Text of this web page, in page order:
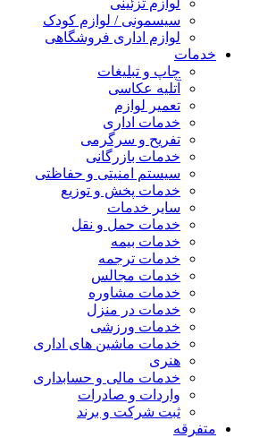
لوازم تزئینی
سیسمونی / لوازم کودک
لوازم اداری فروشگاهی
خدمات
چاپ و تبلیغات
آتلیه عکاسی
تعمیر لوازم
خدمات اداری
تفریح و سرگرمی
خدمات بازرگانی
سیستم امنیتی و حفاظتی
خدمات پخش و توزیع
سایر خدمات
خدمات حمل و نقل
خدمات بیمه
خدمات ترجمه
خدمات مجالس
خدمات مشاوره
خدمات در منزل
خدمات ورزشی
خدمات ماشین های اداری
هنری
خدمات مالی و حسابداری
واردات و صادرات
ثبت شرکت و برند
متفرقه